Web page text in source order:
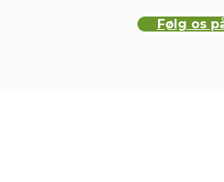
Følg os